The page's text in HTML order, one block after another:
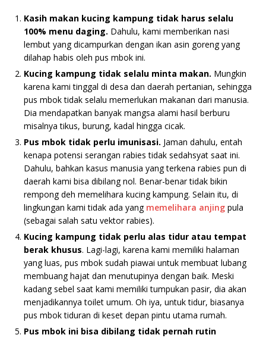
Kasih makan kucing kampung tidak harus selalu
100% menu daging. Dahulu, kami memberikan nasi
lembut yang dicampurkan dengan ikan asin goreng yang
dilahap habis oleh pus mbok ini.
Kucing kampung tidak selalu minta makan. Mungkin
karena kami tinggal di desa dan daerah pertanian, sehingga
pus mbok tidak selalu memerlukan makanan dari manusia.
Dia mendapatkan banyak mangsa alami hasil berburu
misalnya tikus, burung, kadal hingga cicak.
Pus mbok tidak perlu imunisasi. Jaman dahulu, entah
kenapa potensi serangan rabies tidak sedahsyat saat ini.
Dahulu, bahkan kasus manusia yang terkena rabies pun di
daerah kami bisa dibilang nol. Benar-benar tidak bikin
rempong deh memelihara kucing kampung. Selain itu, di
lingkungan kami tidak ada yang memelihara anjing pula
(sebagai salah satu vektor rabies).
Kucing kampung tidak perlu alas tidur atau tempat
berak khusus. Lagi-lagi, karena kami memiliki halaman
yang luas, pus mbok sudah piawai untuk membuat lubang
membuang hajat dan menutupinya dengan baik. Meski
kadang sebel saat kami memiliki tumpukan pasir, dia akan
menjadikannya toilet umum. Oh iya, untuk tidur, biasanya
pus mbok tiduran di keset depan pintu utama rumah.
Pus mbok ini bisa dibilang tidak pernah rutin